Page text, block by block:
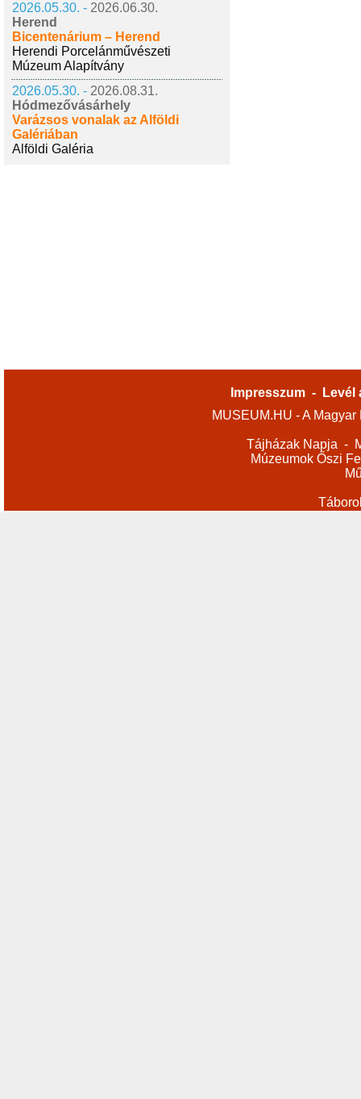
2026.05.30. - 2026.06.30.
Herend
Bicentenárium – Herend
Herendi Porcelánművészeti
Múzeum Alapítvány
2026.05.30. - 2026.08.31.
Hódmezővásárhely
Varázsos vonalak az Alföldi
Galériában
Alföldi Galéria
Impresszum -
Levél
MUSEUM.HU - A
Tájházak Napja -
Múzeumok Őszi